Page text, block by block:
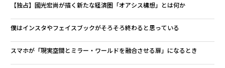
【独占】國光宏尚が描く新たな経済圏「オアシス構想」とは何か
僕はインスタやフェイスブックがそろそろ終わると思っている
スマホが「現実空間とミラー・ワールドを融合させる扉」になるとき